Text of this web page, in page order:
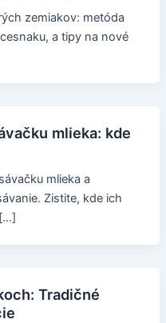
zemiakov: metóda
a tipy na nové
mlieka: kde
mlieka a
Zistite, kde ich
Tradičné